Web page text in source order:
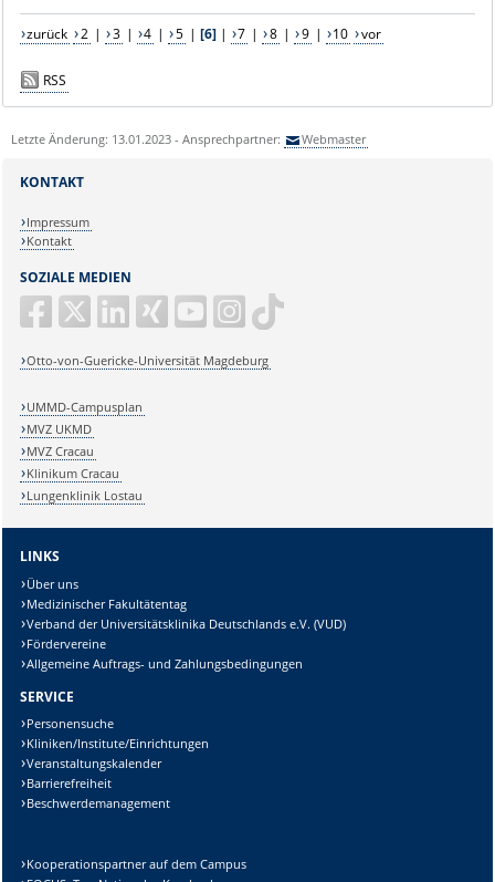
zurück 2 | 3 | 4 | 5 | [6]| 7 | 8 | 9 | 10 vor
RSS
Letzte Änderung: 13.01.2023 - Ansprechpartner: Webmaster
SOZIALE MEDIEN
Otto-von-Guericke-Universität Magdeburg
KONTAKT
Impressum
Kontakt
UMMD-Campusplan
MVZ UKMD
MVZ Cracau
Klinikum Cracau
Lungenklinik Lostau
LINKS
Über uns
Medizinischer Fakultätentag
Verband der Universitätsklinika Deutschlands e.V. (VUD)
Fördervereine
Allgemeine Auftrags- und Zahlungsbedingungen
SERVICE
Personensuche
Kliniken/Institute/Einrichtungen
Veranstaltungskalender
Barrierefreiheit
Beschwerdemanagement
Kooperationspartner auf dem Campus